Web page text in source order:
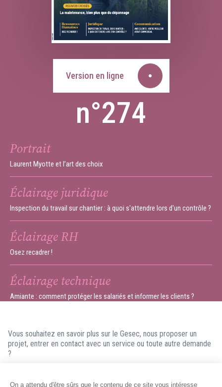
Version en ligne
n°274
Portrait
Laurent Myotte et l’art des choix
Éclairage juridique
Inspection du travail sur chantier : à quoi s'attendre lors d'un contrôle ?
Éclairage RH
Osez recadrer !
Éclairage technique
Amiante : comment protéger les salariés et informer les clients ?
Vous souhaitez en savoir plus sur le Gesec, nous proposer un
projet, entrer en contact avec un service ou toute autre demande
?
répondre dans les meilleurs délais.